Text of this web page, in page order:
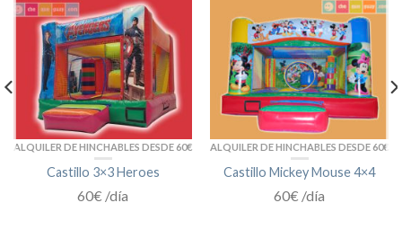
ALQUILER DE HINCHABLES DESDE 60€
Castillo 3×3 Heroes
60€ /día
ALQUILER DE HINCHABLES DESDE 60€
Castillo Mickey Mouse 4×4
60€ /día